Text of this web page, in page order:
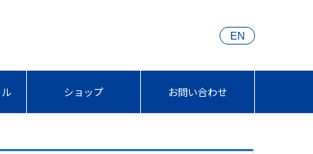
EN
ショップ お問い合わせ